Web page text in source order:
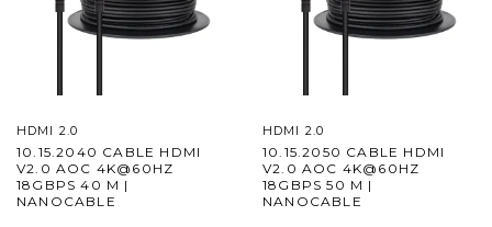
HDMI 2.0
10.15.2040 CABLE HDMI
V2.0 AOC 4K@60HZ
18GBPS 40 M |
NANOCABLE
HDMI 2.0
10.15.2050 CABLE HDMI
V2.0 AOC 4K@60HZ
18GBPS 50 M |
NANOCABLE